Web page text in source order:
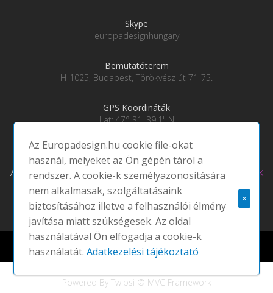
Skype
europadesignhungary
Bemutatóterem
H-1025, Budapest, Törökvész út 71-75.
GPS Koordináták
Lat: 47° 31' 39.1" N
Adatkezelési tájékoztató|Social média csatornáink
Az Europadesign.hu cookie file-okat
használ, melyeket az Ön gépén tárol a
rendszer. A cookie-k személyazonosítására
nem alkalmasak, szolgáltatásaink
biztosításához illetve a felhasználói élmény
javítása miatt szükségesek. Az oldal
használatával Ön elfogadja a cookie-k
használatát.Adatkezelési tájékoztató
×
Europadesign © 2021 EUROPA DESIGN | All rights reserved |
Powered By Twipsi © MVC Framework